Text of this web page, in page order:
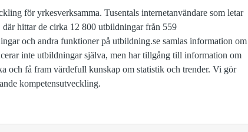
för yrkesverksamma. Tusentals internetanvändare som letar
hittar de cirka 12 800 utbildningar från 559
och andra funktioner på utbildning.se samlas information om
inte utbildningar själva, men har tillgång till information om
och få fram värdefull kunskap om statistik och trender. Vi gör
kompetensutveckling.